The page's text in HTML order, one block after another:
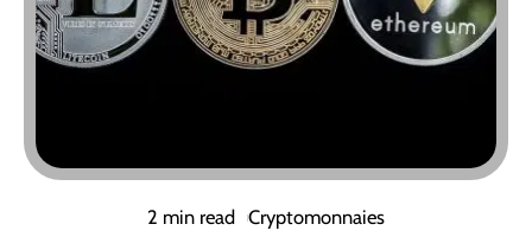
2 min read Cryptomonnaies